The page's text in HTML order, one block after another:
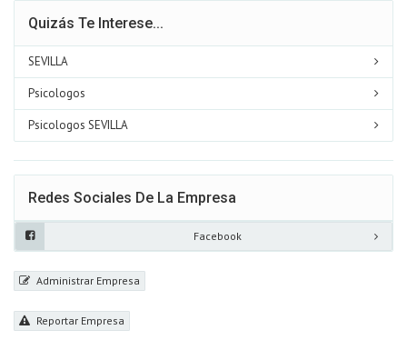
Quizás Te Interese...
SEVILLA
Psicologos
Psicologos SEVILLA
Redes Sociales De La Empresa
Facebook
Administrar Empresa
Reportar Empresa